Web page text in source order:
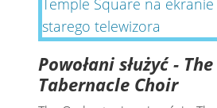
Powołani służyć - The
Tabernacle Choir